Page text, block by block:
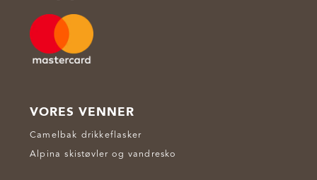
VORES VENNER
Camelbak drikkeflasker
Alpina skistøvler og vandresko